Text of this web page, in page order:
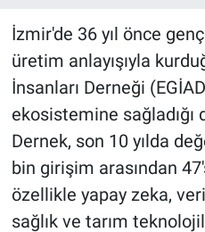
İzmir'de 36 yıl önce
üretim anlayışıyla
İnsanları Derneği
ekosistemine
Dernek, son 10 yılda
bin girişim arasından
özellikle yapay zeka,
sağlık ve tarım